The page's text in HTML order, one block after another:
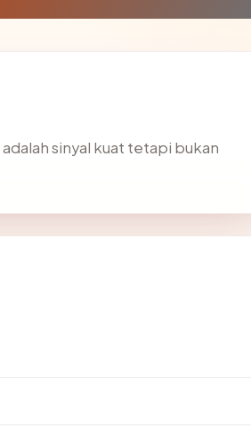
adalah sinyal kuat tetapi bukan